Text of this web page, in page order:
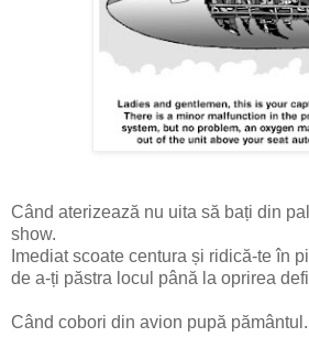
Când aterizează nu uita să bați din
show.
Imediat scoate centura și ridică-te în
de a-ți păstra locul până la oprirea
Când cobori din avion pupă pământul.